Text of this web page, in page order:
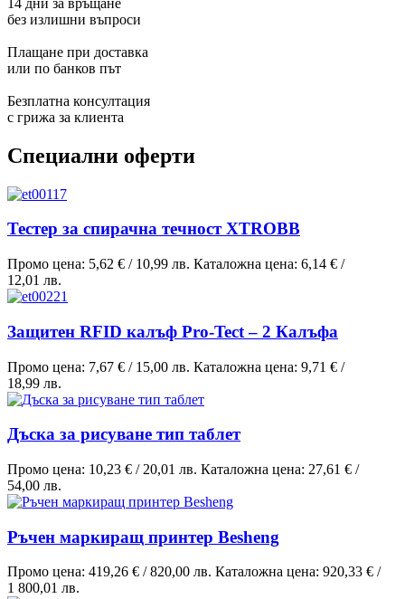
без излишни въпроси
Плащане при доставка
или по банков път
Безплатна консултация
с грижа за клиента
Специални оферти
Тестер за спирачна течност XTROBB
Промо цена: 5,62 € / 10,99 лв. Каталожна цена: 6,14 € /
12,01 лв.
Защитен RFID калъф Pro-Tect – 2 Калъфа
Промо цена: 7,67 € / 15,00 лв. Каталожна цена: 9,71 € /
18,99 лв.
Дъска за рисуване тип таблет
Промо цена: 10,23 € / 20,01 лв. Каталожна цена: 27,61 € /
54,00 лв.
Ръчен маркиращ принтер Besheng
Промо цена: 419,26 € /820,00 лв. Каталожна цена: 920,33 € /
1 800,01 лв.